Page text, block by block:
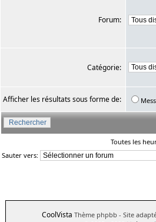
Forum:
Catégorie:
Afficher les résultats sous forme de:
Toutes les
Sauter vers:
CoolVista Thème phpbb - Site